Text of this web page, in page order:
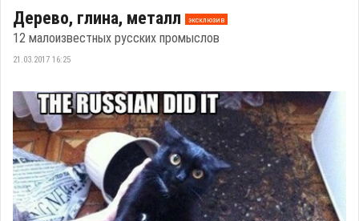
Дерево, глина, металл эксклюзив
12 малоизвестных русских промыслов
21.03.2017 16:25